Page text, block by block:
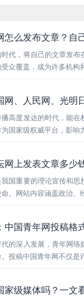
怎么发布文章？自
代，将自己的文章发
众覆盖，成为许多机
网、人民网、光明
高度发达的时代，能
国家级权威平台，影响
网上发表文章多少
我国重要的理论宣传和
。网站内容涵盖政治、
中国青年网投稿格
代的深入发展，青年网
投稿中国青年网不仅是
家级媒体吗？一文